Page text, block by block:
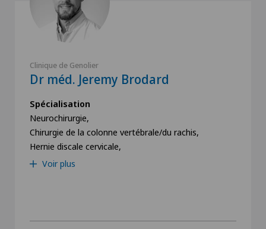
Clinique de Genolier
Dr méd. Jeremy Brodard
Spécialisation
Neurochirurgie,
Chirurgie de la colonne vertébrale/du rachis,
Hernie discale cervicale,
Voir plus